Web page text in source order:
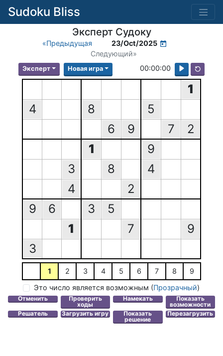
Sudoku Bliss
Эксперт Судоку
«Предыдущая
23/Oct/2025
Следующий»
Эксперт Новая игра 00:00:00
1
4
8
5
6
9 7
2
1
9
3
8
4
4
2
9
6 3
5
1
7
9
3
1 2 3 4 5 6 7 8
9
Это число является возможным (Прозрачный)